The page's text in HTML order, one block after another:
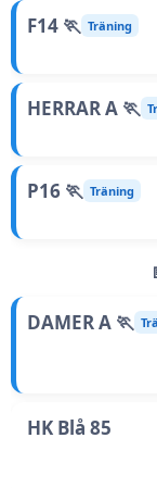
F14 🏃 Träning
HERRAR A 🏃
P16 🏃 Träning
DAMER A 🏃
HK Blå 85